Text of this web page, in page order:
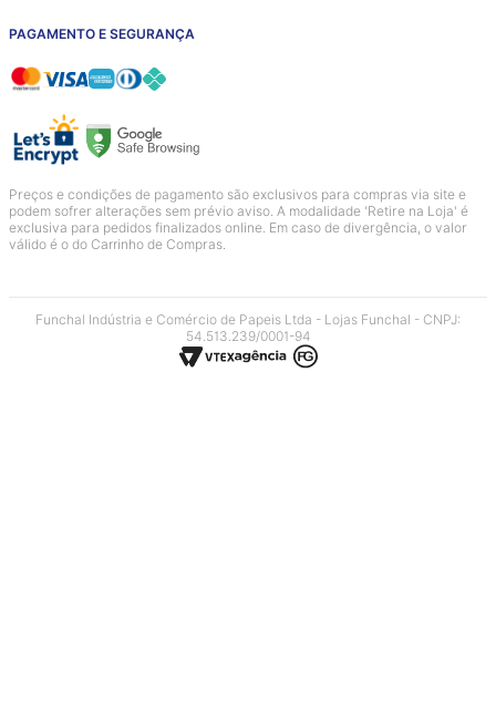
PAGAMENTO E SEGURANÇA
Preços e condições de pagamento são exclusivos para compras via site e
podem sofrer alterações sem prévio aviso. A modalidade 'Retire na Loja' é
exclusiva para pedidos finalizados online. Em caso de divergência, o valor
válido é o do Carrinho de Compras.
Funchal Indústria e Comércio de Papeis Ltda - Lojas Funchal - CNPJ:
54.513.239/0001-94